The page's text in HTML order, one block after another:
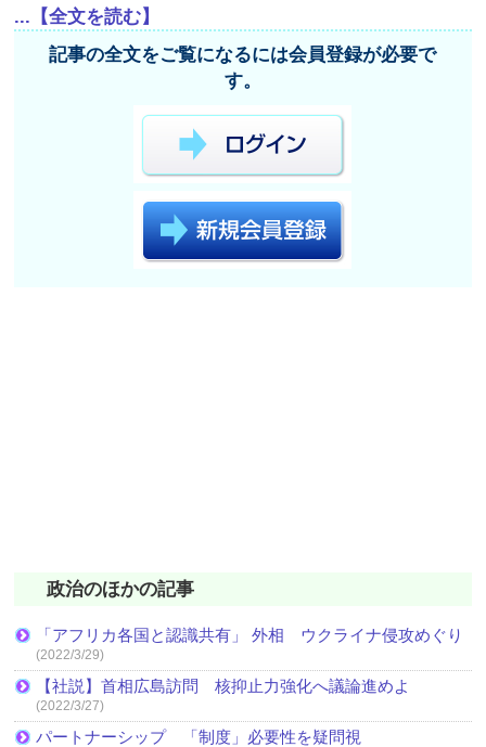
...【全文を読む】
記事の全文をご覧になるには会員登録が必要で
す。
政治のほかの記事
「アフリカ各国と認識共有」 外相 ウクライナ侵攻めぐり
(2022/3/29)
【社説】首相広島訪問 核抑止力強化へ議論進めよ
(2022/3/27)
パートナーシップ 「制度」必要性を疑問視